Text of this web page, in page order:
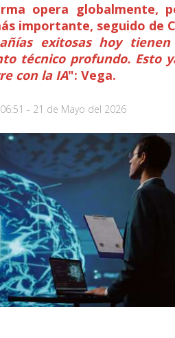
opera globalmente,
importante, seguido de
exitosas hoy
técnico profundo. Esto
con la IA": Vega.
06:51 - 21 de Mayo del 2026